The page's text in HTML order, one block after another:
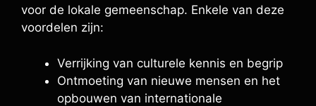
voor de lokale gemeenschap. Enkele van deze
voordelen zijn:
Verrijking van culturele kennis en begrip
Ontmoeting van nieuwe mensen en het
opbouwen van internationale